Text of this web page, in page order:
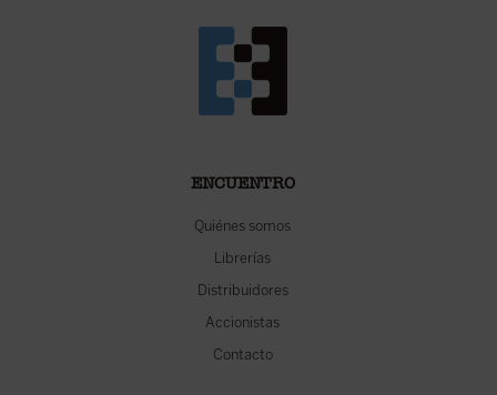
ENCUENTRO
Quiénes somos
Librerías
Distribuidores
Accionistas
Contacto